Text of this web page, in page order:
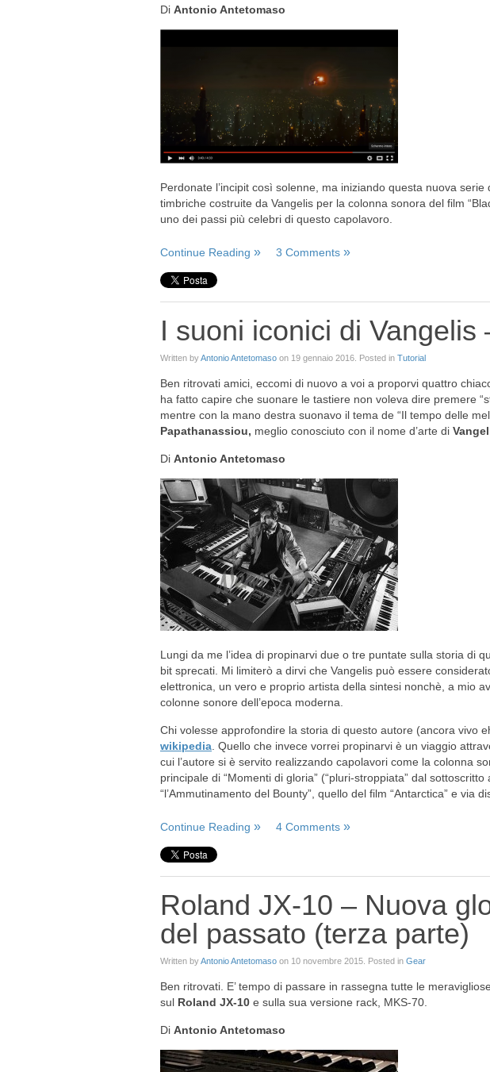
Di Antonio Antetomaso
Perdonate l’incipit così solenne, ma iniziando questa nuova
timbriche costruite da Vangelis per la colonna sonora del film
uno dei passi più celebri di questo capolavoro.
Continue Reading 3 Comments
I suoni iconici di Vangelis
Written byAntonio Antetomaso on 19 gennaio 2016 . Posted in Tutorial
Ben ritrovati amici, eccomi di nuovo a voi a proporvi quattro
ha fatto capire che suonare le tastiere non voleva dire premere
mentre con la mano destra suonavo il tema de “Il tempo delle
Papathanassiou, meglio conosciuto con il nome d’arte di
Di Antonio Antetomaso
Lungi da me l’idea di propinarvi due o tre puntate sulla storia di
bit sprecati. Mi limiterò a dirvi che Vangelis può essere
elettronica, un vero e proprio artista della sintesi nonchè, a mio
colonne sonore dell’epoca moderna.
Chi volesse approfondire la storia di questo autore (ancora vivo
wikipedia . Quello che invece vorrei propinarvi è un viaggio
cui l’autore si è servito realizzando capolavori come la colonna
principale di “Momenti di gloria” (“pluri-stroppiata” dal
“l’Ammutinamento del Bounty”, quello del film “Antarctica” e via
Continue Reading 4 Comments
Roland JX-10 – Nuova
del passato (terza parte)
Written byAntonio Antetomaso on 10 novembre 2015 . Posted in Gear
Ben ritrovati. E’ tempo di passare in rassegna tutte le
sul Roland JX-10 e sulla sua versione rack, MKS-70.
Di Antonio Antetomaso